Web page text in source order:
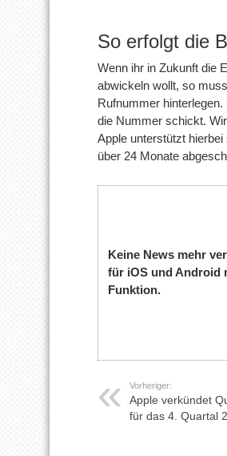
So erfolgt die
Wenn ihr in Zukunft die
abwickeln wollt, so
Rufnummer
die Nummer schickt.
Apple unterstützt
über 24 Monate
Keine News mehr
für iOS und Android
Funktion.
Vorheriger:
Apple verkündet
für das 4. Quartal